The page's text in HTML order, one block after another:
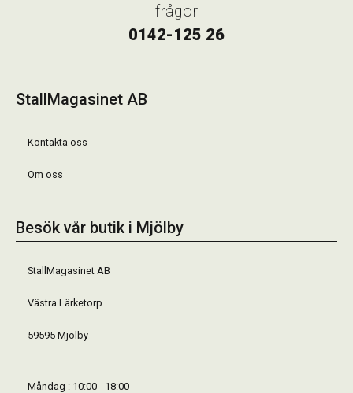
frågor
0142-125 26
StallMagasinet AB
Kontakta oss
Om oss
Besök vår butik i Mjölby
StallMagasinet AB
Västra Lärketorp
59595 Mjölby
Måndag : 10:00 - 18:00